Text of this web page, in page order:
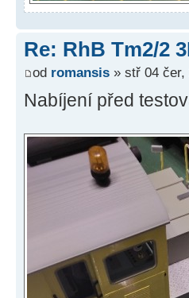
Re: RhB Tm2/2
od romansis » stř 04 čer,
Nabíjení před